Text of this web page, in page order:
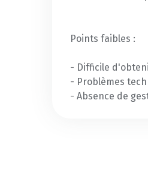
Points faibles :
- Difficile
- Problèmes
- Absence de